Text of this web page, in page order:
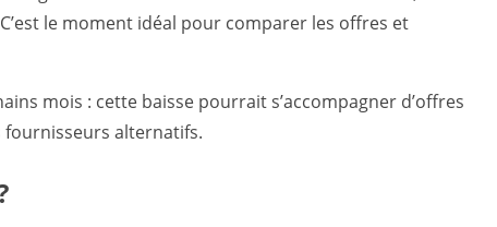
le moment idéal pour comparer les offres et
mois : cette baisse pourrait s’accompagner d’offres
alternatifs.